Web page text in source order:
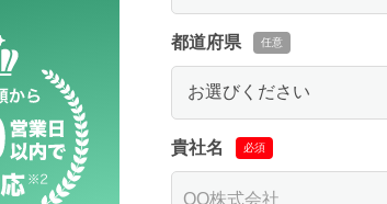
都道府県 任意
貴社名 必須